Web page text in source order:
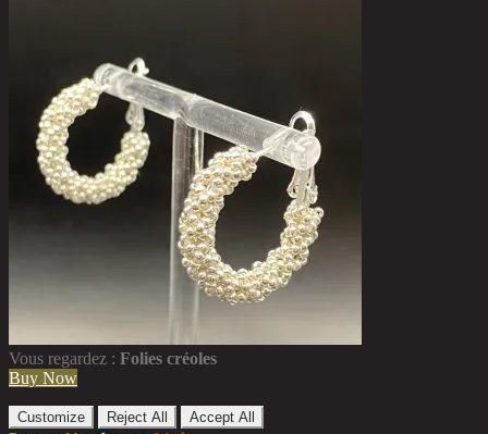
Vous regardez : Folies créoles
Buy Now
Customize Reject All Accept All